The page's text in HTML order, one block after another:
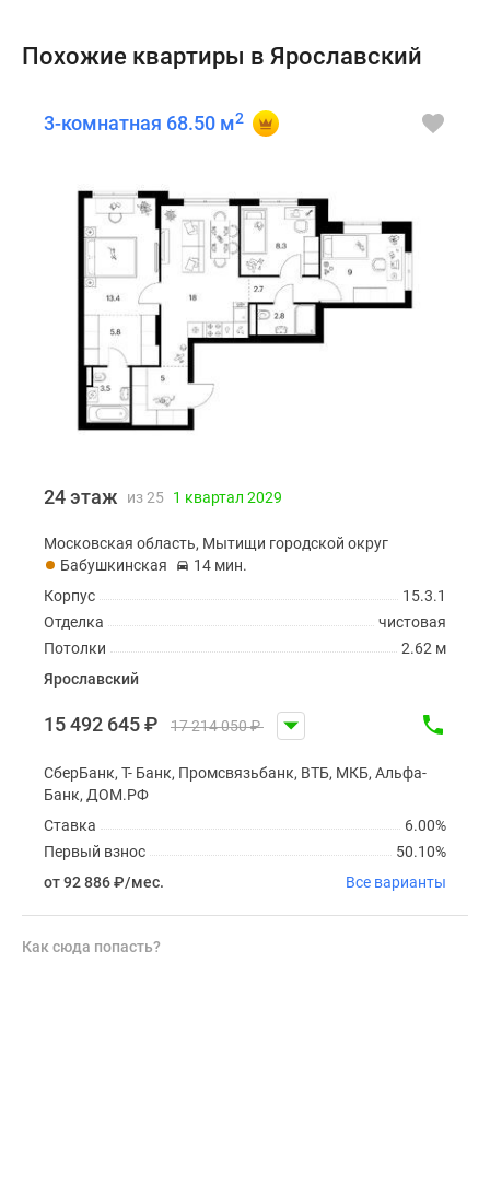
Похожие квартиры в Ярославский
3-комнатная 68.50 м2
24 этаж из 25 1 квартал 2029
Московская область, Мытищи городской округ
Бабушкинская
14 мин.
15.3.1
Корпус
чистовая
Отделка
2.62 м
Потолки
Ярославский
15 492 645₽ 17 214 050₽
СберБанк, Т- Банк, Промсвязьбанк, ВТБ, МКБ, Альфа-
Банк, ДОМ.РФ
6.00%
Ставка
50.10%
Первый взнос
от 92 886₽/мес. Все варианты
Как сюда попасть?